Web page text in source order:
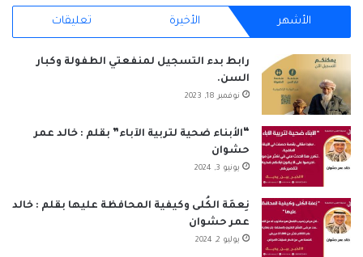
RSS الأشهر الأخيرة تعليقات
رابط بدء التسجيل لمنفعتي الطفولة وكبار
السن.
نوفمبر 18, 2023
“الأبناء ضحية لتربية الآباء” بقلم : خالد عمر
حشوان
يونيو 3, 2024
نِعمَة الكُلى وكيفية المحافظة عليها بقلم : خالد
عمر حشوان
يوليو 2, 2024